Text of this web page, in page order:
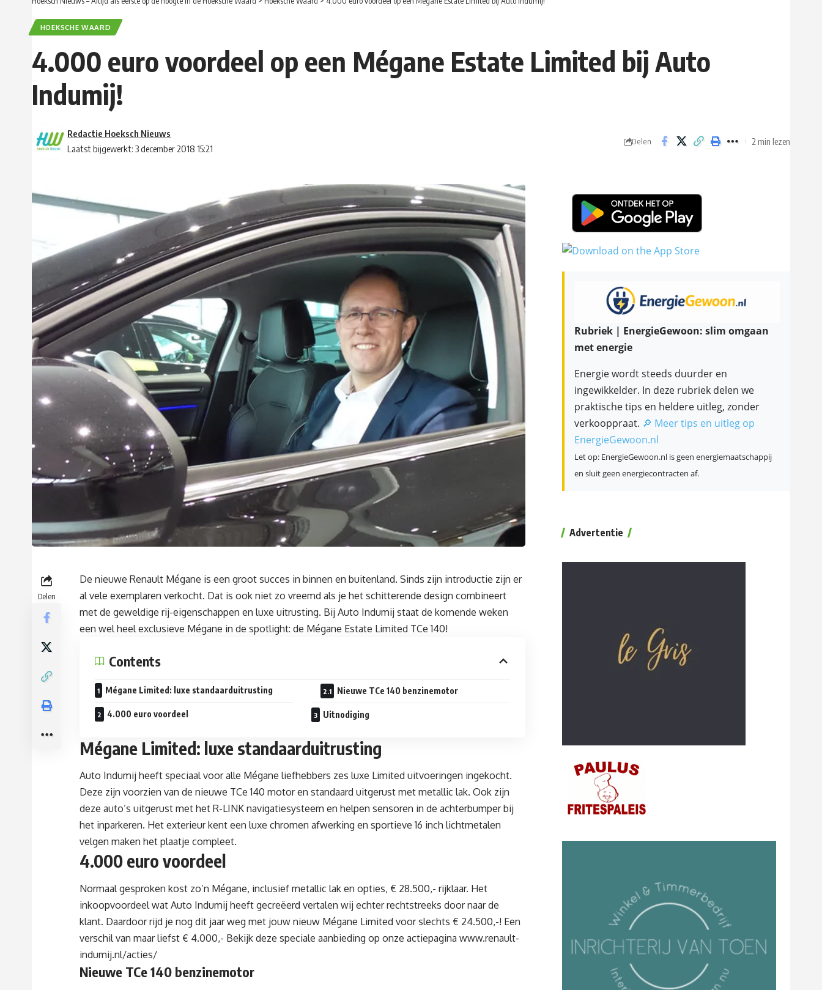
HOEKSCHE WAARD
4.000 euro voordeel op een Mégane Estate Limited bij Auto
Indumij!
Laatst bijgewerkt: 3 december 2018 15:21
Redactie Hoeksch Nieuws
Delen 2 min lezen
Delen
De nieuwe Renault Mégane is een groot succes in binnen en buitenland. Sinds zijn introductie zijn er
al vele exemplaren verkocht. Dat is ook niet zo vreemd als je het schitterende design combineert
met de geweldige rij-eigenschappen en luxe uitrusting. Bij Auto Indumij staat de komende weken
een wel heel exclusieve Mégane in de spotlight: de Mégane Estate Limited TCe 140!
Contents
Mégane Limited: luxe standaarduitrusting
4.000 euro voordeel
Nieuwe TCe 140 benzinemotor
Uitnodiging
Mégane Limited: luxe standaarduitrusting
Auto Indumij heeft speciaal voor alle Mégane liefhebbers zes luxe Limited uitvoeringen ingekocht.
Deze zijn voorzien van de nieuwe TCe 140 motor en standaard uitgerust met metallic lak. Ook zijn
deze auto’s uitgerust met het R-LINK navigatiesysteem en helpen sensoren in de achterbumper bij
het inparkeren. Het exterieur kent een luxe chromen afwerking en sportieve 16 inch lichtmetalen
velgen maken het plaatje compleet.
4.000 euro voordeel
Normaal gesproken kost zo’n Mégane, inclusief metallic lak en opties, € 28.500,- rijklaar. Het
inkoopvoordeel wat Auto Indumij heeft gecreëerd vertalen wij echter rechtstreeks door naar de
klant. Daardoor rijd je nog dit jaar weg met jouw nieuw Mégane Limited voor slechts € 24.500,-! Een
verschil van maar liefst € 4.000,- Bekijk deze speciale aanbieding op onze actiepagina www.renault-
indumij.nl/acties/
Nieuwe TCe 140 benzinemotor
Rubriek | EnergieGewoon: slim omgaan
met energie
Energie wordt steeds duurder en
ingewikkelder. In deze rubriek delen we
praktische tips en heldere uitleg, zonder
verkooppraat. 🔎 Meer tips en uitleg op
EnergieGewoon.nl
Let op: EnergieGewoon.nl is geen energiemaatschappij
en sluit geen energiecontracten af.
Advertentie